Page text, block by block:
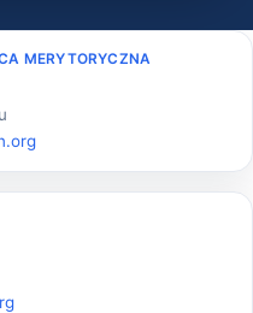
MERYTORYCZNA